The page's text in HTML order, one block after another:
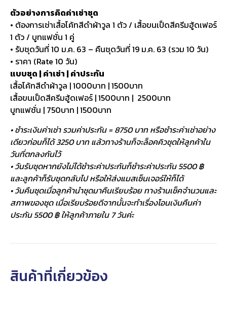
ตัวอย่างการคิดค่าเช่าชุด
• ต้องการเช่าเสื้อโค้ทสีดำผ้าวูล 1 ตัว / เสื้อขนเป็ดสีครีมฮู้ดเฟอร์
1 ตัว / บูทแฟชั่น 1 คู่
• รับชุดวันที่ 10 ม.ค. 63 – คืนชุดวันที่ 19 ม.ค. 63 (รวม 10 วัน)
• ราคา (Rate 10 วัน)
แบบชุด | ค่าเช่า | ค่าประกัน
เสื้อโค้ทสีดำผ้าวูล | 1000บาท | 1500บาท
เสื้อขนเป็ดสีครีมฮู้ดเฟอร์ | 1500บาท | 2500บาท
บูทแฟชั่น | 750บาท | 1500บาท
• ชำระเงินค่าเช่า รวมค่าประกัน = 8750 บาท หรือชำระค่าเช่าอย่าง
เดียวก่อนก็ได้ 3250 บาท แล้วทางร้านก็จะล็อคคิวชุดให้ลูกค้าใน
วันที่ตกลงกันไว้
• วันรับชุดหากยังไม่ได้ชำระค่าประกันก็ชำระค่าประกัน 5500 ฿
และลูกค้าก็รับชุดกลับไป หรือให้ส่งแมสเซ็นเจอร์ให้ก็ได้
• วันคืนชุดเมื่อลูกค้านำชุดมาคืนเรียบร้อย ทางร้านเช็คจำนวนและ
สภาพของชุด เมื่อเรียบร้อยดีจากนั้นจะทำเรื่องโอนเงินคืนค่า
ประกัน 5500 ฿ ให้ลูกค้าภายใน 7 วันค่ะ
สินค้าที่เกี่ยวข้อง